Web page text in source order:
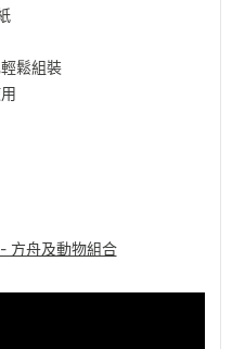
鬆組裝
方舟及動物組合